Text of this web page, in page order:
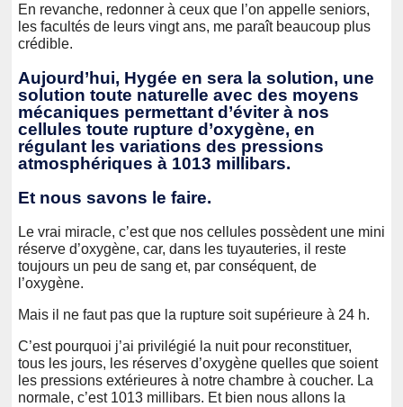
En revanche, redonner à ceux que l’on appelle seniors,
les facultés de leurs vingt ans, me paraît beaucoup plus
crédible.
Aujourd’hui, Hygée en sera la solution, une
solution toute naturelle avec des moyens
mécaniques permettant d’éviter à nos
cellules toute rupture d’oxygène, en
régulant les variations des pressions
atmosphériques à 1013 millibars.
Et nous savons le faire.
Le vrai miracle, c’est que nos cellules possèdent une mini
réserve d’oxygène, car, dans les tuyauteries, il reste
toujours un peu de sang et, par conséquent, de
l’oxygène.
Mais il ne faut pas que la rupture soit supérieure à 24 h.
C’est pourquoi j’ai privilégié la nuit pour reconstituer,
tous les jours, les réserves d’oxygène quelles que soient
les pressions extérieures à notre chambre à coucher. La
normale, c’est 1013 millibars. Et bien nous allons la